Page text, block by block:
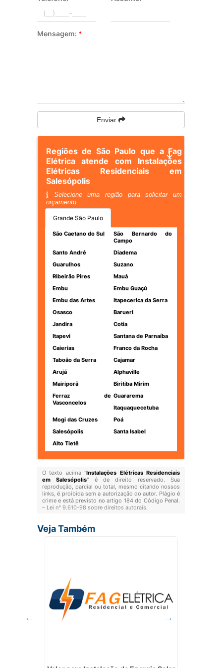
Mensagem: *
Enviar
Regiões de São Paulo que a Fag
Elétrica atende com Instalações
Elétricas Residenciais em
Salesópolis
Selecione uma região para solicitar um
orçamento
Grande São Paulo
São Caetano do Sul
São Bernardo do
Campo
Santo André
Diadema
Guarulhos
Suzano
Ribeirão Pires
Mauá
Embu
Embu Guaçú
Embu das Artes
Itapecerica da Serra
Osasco
Barueri
Jandira
Cotia
Itapevi
Santana de Parnaíba
Caierias
Franco da Rocha
Taboão da Serra
Cajamar
Arujá
Alphaville
Mairiporã
Biritiba Mirim
Ferraz de
Vasconcelos
Guararema
Itaquaquecetuba
Mogi das Cruzes
Poá
Salesópolis
Santa Isabel
Alto Tietê
O texto acima "Instalações Elétricas Residenciais
em Salesópolis" é de direito reservado. Sua
reprodução, parcial ou total, mesmo citando nossos
links, é proibida sem a autorização do autor. Plágio é
crime e está previsto no artigo 184 do Código Penal.
– Lei n° 9.610-98 sobre direitos autorais.
Veja Também